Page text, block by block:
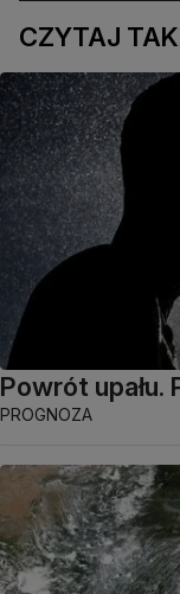
CZYTAJ
Powrót upału.
PROGNOZA